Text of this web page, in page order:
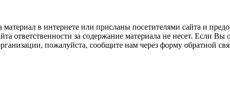
в интернете или присланы посетителями сайта и
ответственности за содержание материала не несет. Если
пожалуйста, сообщите нам через форму обратной